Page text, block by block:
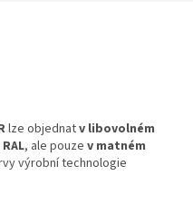
lze objednatv libovolném
, ale pouze v matném
výrobní technologie